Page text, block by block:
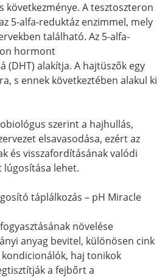
A tesztoszteron
5-alfa-reduktáz enzimmel, mely
található. Az 5-alfa-
hormont
alakítja. A hajtüszők egy
s ennek következtében alakul ki
szerint a hajhullás,
elsavasodása, ezért az
és visszafordításának valódi
lúgosítása lehet.
táplálkozás – pH Miracle
növelése
anyag bevitel, különösen cink
haj tonikok
a fejbőrt a